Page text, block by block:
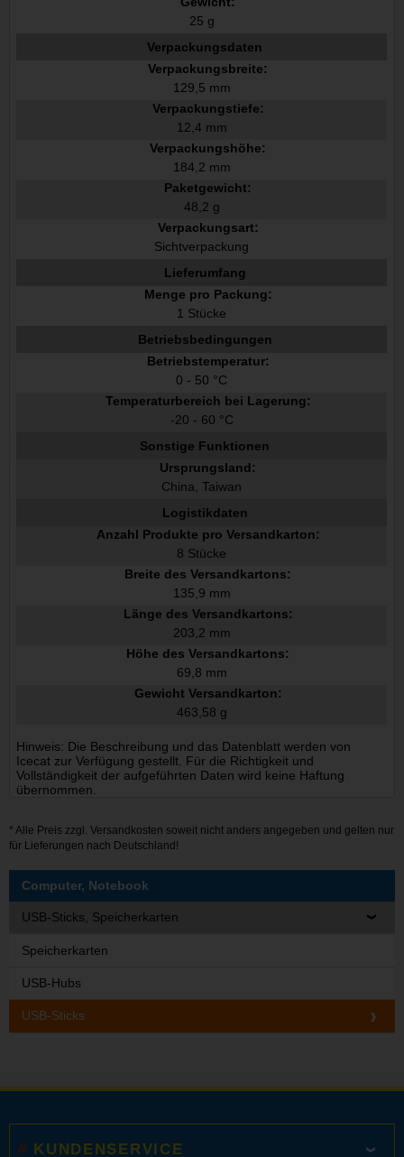
25 g
Verpackungsdaten
Verpackungsbreite:
129,5 mm
Verpackungstiefe:
12,4 mm
Verpackungshöhe:
184,2 mm
Paketgewicht:
48,2 g
Verpackungsart:
Sichtverpackung
Lieferumfang
Menge pro Packung:
1 Stücke
Betriebsbedingungen
Betriebstemperatur:
0 - 50 °C
Temperaturbereich bei Lagerung:
-20 - 60 °C
Sonstige Funktionen
Ursprungsland:
China, Taiwan
Logistikdaten
Anzahl Produkte pro Versandkarton:
8 Stücke
Breite des Versandkartons:
135,9 mm
Länge des Versandkartons:
203,2 mm
Höhe des Versandkartons:
69,8 mm
Gewicht Versandkarton:
463,58 g
Hinweis: Die Beschreibung und das Datenblatt werden von
Icecat zur Verfügung gestellt. Für die Richtigkeit und
Vollständigkeit der aufgeführten Daten wird keine Haftung
übernommen.
* Alle Preis zzgl. Versandkosten soweit nicht anders angegeben und gelten nur
für Lieferungen nach Deutschland!
Computer, Notebook
USB-Sticks, Speicherkarten
Speicherkarten
USB-Hubs
USB-Sticks
KUNDENSERVICE